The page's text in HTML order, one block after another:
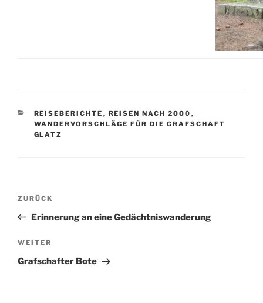
KATEGORIEN
REISEBERICHTE , REISEN NACH 2000 ,
WANDERVORSCHLÄGE FÜR DIE GRAFSCHAFT
GLATZ
Beitragsnavigation
Vorheriger
Beitrag
ZURÜCK
Erinnerung an eine Gedächtniswanderung
Nächster
Beitrag
WEITER
Grafschafter Bote